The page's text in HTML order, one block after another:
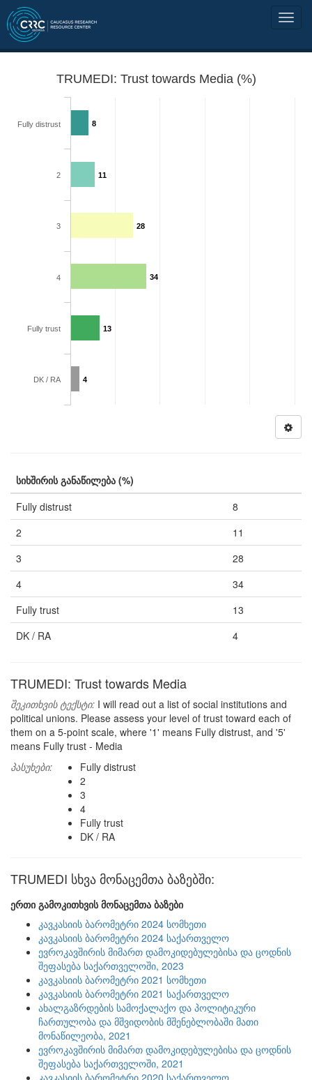
TRUMEDI: Trust towards Media (%)
8
11
28
34
13
4
Fully distrust
2
3
4
Fully trust
DK / RA
სიხშირის განაწილება (%)
Fully distrust
8
2
11
3
28
4
34
Fully trust
13
DK / RA
4
TRUMEDI: Trust towards Media
შეკითხვის ტექსტი: I will read out a list of social institutions and
political unions. Please assess your level of trust toward each of
them on a 5-point scale, where '1' means Fully distrust, and '5'
means Fully trust - Media
პასუხები:
Fully distrust
2
3
4
Fully trust
DK / RA
TRUMEDI სხვა მონაცემთა ბაზებში:
ერთი გამოკითხვის მონაცემთა ბაზები
კავკასიის ბარომეტრი 2024 სომხეთი
კავკასიის ბარომეტრი 2024 საქართველო
ევროკავშირის მიმართ დამოკიდებულებისა და ცოდნის
შეფასება საქართველოში, 2023
კავკასიის ბარომეტრი 2021 სომხეთი
კავკასიის ბარომეტრი 2021 საქართველო
ახალგაზრდების სამოქალაქო და პოლიტიკური
ჩართულობა და მშვიდობის მშენებლობაში მათი
მონაწილეობა, 2021
ევროკავშირის მიმართ დამოკიდებულებისა და ცოდნის
შეფასება საქართველოში, 2021
კავკასიის ბარომეტრი 2020 საქართველო